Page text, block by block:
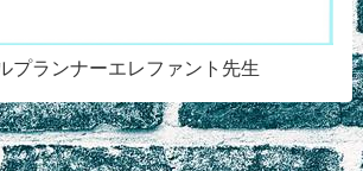
プランナーエレファント先生